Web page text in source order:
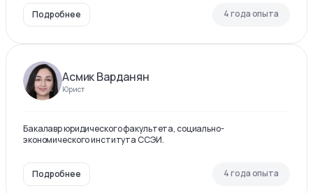
Подробнее 4 года опыта
Асмик Варданян
Юрист
Бакалавр юридического факультета, социально-
экономического института ССЭИ.
Подробнее 4 года опыта